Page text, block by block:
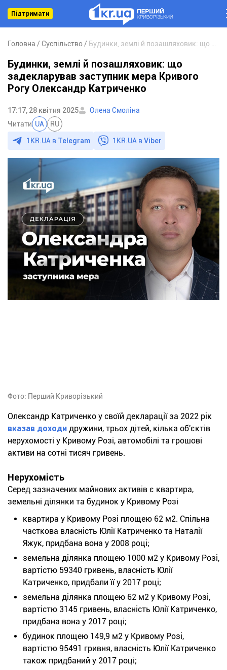
Підтримати
Головна Суспільство
Будинки, землі й позашляховик: що
задекларував заступник мера Кривого
Рогу Олександр Катриченко
17:17, 28 квітня 2025
Олена Смоліна
Читати UA RU
1KR.UA в Telegram 1KR.UA вViber
Фото: Перший Криворізький
Олександр Катриченко у своїй декларації за 2022 рік
вказав доходи дружини, трьох дітей, кілька об'єктів
нерухомості у Кривому Розі, автомобілі та грошові
активи на сотні тисяч гривень.
Нерухомість
Серед зазначених майнових активів є квартира,
земельні ділянки та будинок у Кривому Розі
квартира у Кривому Розі площею 62 м2. Спільна
часткова власність Юлії Катриченко та Наталії
Яжук, придбана вона у 2008 році;
земельна ділянка площею 1000 м2 у Кривому Розі,
вартістю 59340 гривень, власність Юлії
Катриченко, придбали її у 2017 році;
земельна ділянка площею 62 м2 у Кривому Розі,
вартістю 3145 гривень, власність Юлії Катриченко,
придбана вона у 2017 році;
будинок площею 149,9 м2 у Кривому Розі,
вартістю 95491 гривня, власність Юлії Катриченко
також придбаний у 2017 році;